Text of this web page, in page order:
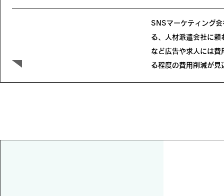
SNSマーケティング
る、人材派遣会社に頼
など広告や求人には
る程度の費用削減が見